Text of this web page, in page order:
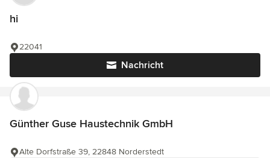
hi
Nachricht
22041
Günther Guse Haustechnik GmbH
Alte Dorfstraße 39, 22848 Norderstedt